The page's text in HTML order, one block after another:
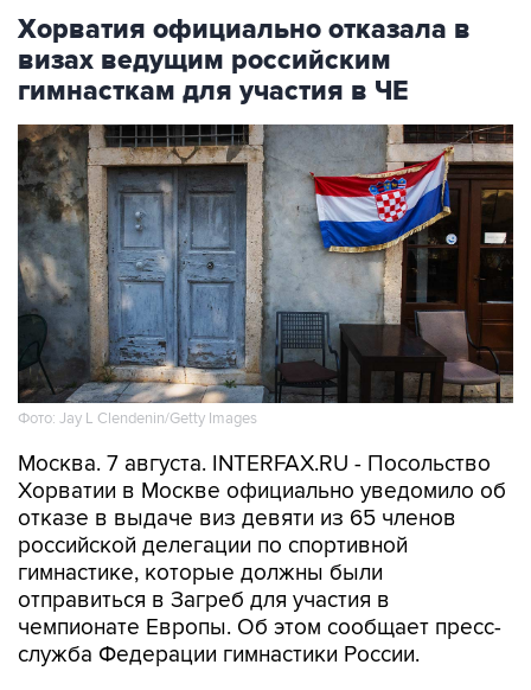
Хорватия официально отказала в
визах ведущим российским
гимнасткам для участия в ЧЕ
Фото: Jay L Clendenin/Getty Images
Москва. 7 августа. INTERFAX.RU - Посольство
Хорватии в Москве официально уведомило об
отказе в выдаче виз девяти из 65 членов
российской делегации по спортивной
гимнастике, которые должны были
отправиться в Загреб для участия в
чемпионате Европы. Об этом сообщает пресс-
служба Федерации гимнастики России.